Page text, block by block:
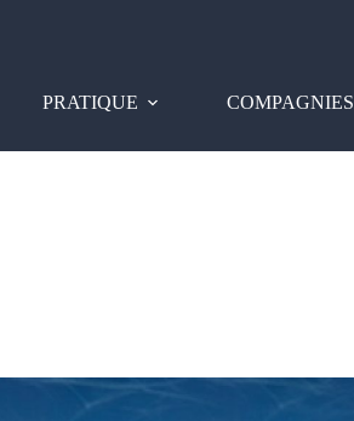
PRATIQUE COMPAGNIES